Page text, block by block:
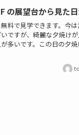
の展望台から見た
料で見学できます。今は
ですが、綺麗な夕焼け
多いです。この日の夕焼